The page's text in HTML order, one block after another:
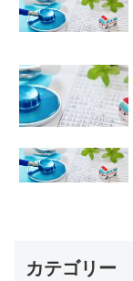
カテゴリー